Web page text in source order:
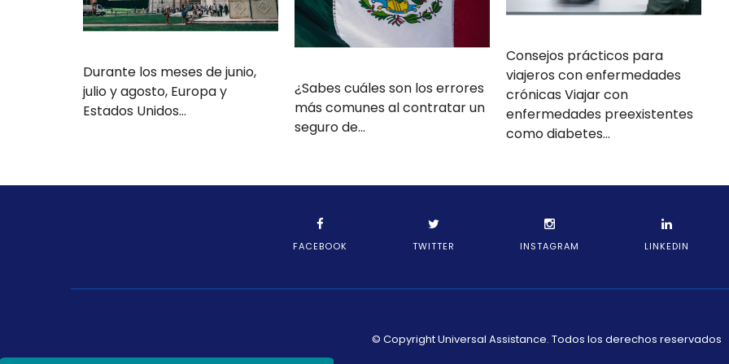
Durante los meses de junio,
julio y agosto, Europa y
Estados Unidos…
¿Sabes cuáles son los errores
más comunes al contratar un
seguro de…
Consejos prácticos para
viajeros con enfermedades
crónicas Viajar con
enfermedades preexistentes
como diabetes…
FACEBOOK TWITTER INSTAGRAM LINKEDIN
© Copyright Universal Assistance. Todos los derechos reservados